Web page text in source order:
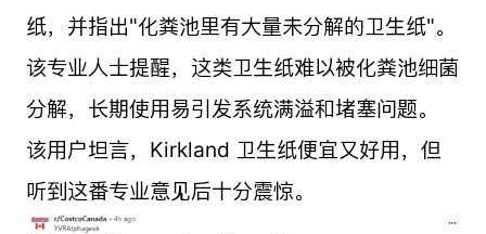
纸，并指出"化粪池里有大量未分解的卫生纸"。
该专业人士提醒，这类卫生纸难以被化粪池细菌
分解，长期使用易引发系统满溢和堵塞问题。
该用户坦言，Kirkland 卫生纸便宜又好用，但
听到这番专业意见后十分震惊。